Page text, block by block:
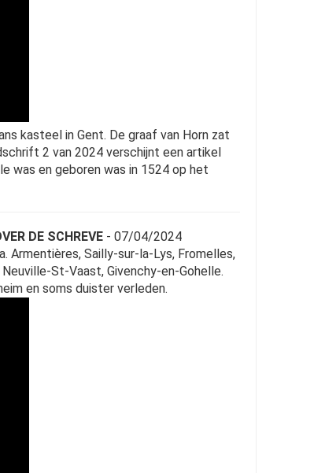
kasteel in Gent. De graaf van Horn zat
2 van 2024 verschijnt een artikel
was en geboren was in 1524 op het
DE SCHREVE - 07/04/2024
Armentières, Sailly-sur-la-Lys, Fromelles,
St-Vaast, Givenchy-en-Gohelle.
en soms duister verleden.